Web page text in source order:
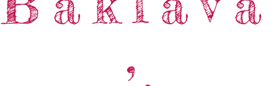
,
Storie Di Viaggio